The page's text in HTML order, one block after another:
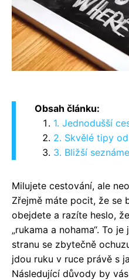
Obsah článku:
1. Jednodušší
2. Skvělé tipy
3. Bližší
Milujete cestování, ale
Zřejmě máte pocit, že se
obejdete a razíte heslo,
„rukama a nohama“. To
stranu se zbytečně
jdou ruku v ruce právě s
Následující důvody by